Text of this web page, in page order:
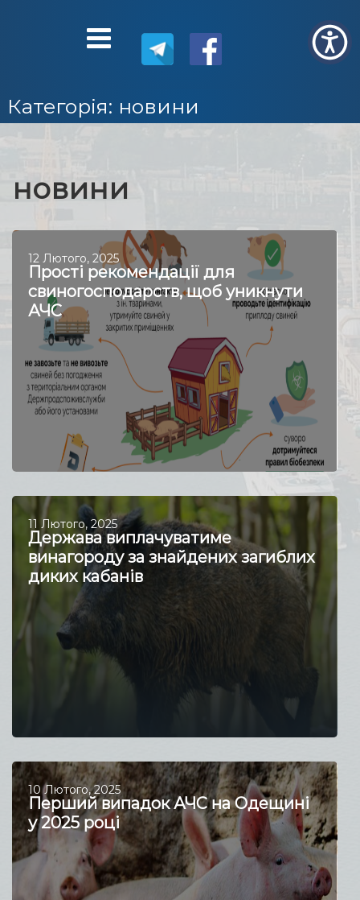
Категорія: новини
новини
Прості рекомендації для
свиногосподарств, щоб уникнути
АЧС
12 Лютого, 2025
Держава виплачуватиме
винагороду за знайдених загиблих
диких кабанів
11 Лютого, 2025
Перший випадок АЧС на Одещині
у 2025 році
10 Лютого, 2025